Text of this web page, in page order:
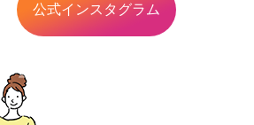
公式インスタグラム